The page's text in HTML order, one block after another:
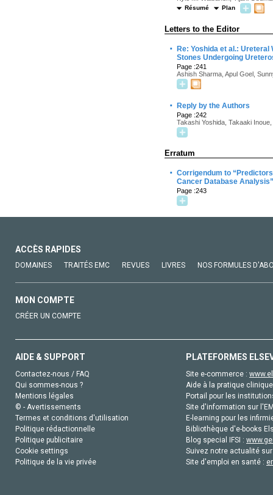
Résumé Plan
Letters to the Editor
·
Re: Yoshida et al.:
Stones Undergoing
Page :241
Ashish Sharma, Apul Goel,
· Reply by the Authors
Page :242
Takashi Yoshida, Takaaki
Erratum
· Corrigendum to
Cancer Database
Page :243
ACCÈS RAPIDES
DOMAINES TRAITÉS EMC REVUES LIVRES NOS FORMULES
MON COMPTE
CRÉER UN COMPTE
AIDE & SUPPORT
Contactez-nous / FAQ
Qui sommes-nous ?
Mentions légales
© - Avertissements
Termes et conditions d'utilisation
Politique rédactionnelle
Politique publicitaire
Cookie settings
Politique de la vie privée
PLATEFORMES
Site e-commerce :
Aide à la pratique
Portail pour les
Site d'information sur
E-learning pour les
Bibliothèque d'e-books
Blog special IFSI :
Suivez notre actualité
Site d'emploi en santé :